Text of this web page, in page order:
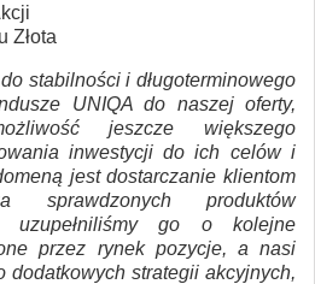
Złota
stabilności i długoterminowego
UNIQA do naszej oferty,
jeszcze większego
inwestycji do ich celów i
jest dostarczanie klientom
sprawdzonych produktów
uzupełniliśmy go o kolejne
przez rynek pozycje, a nasi
dodatkowych strategii akcyjnych,